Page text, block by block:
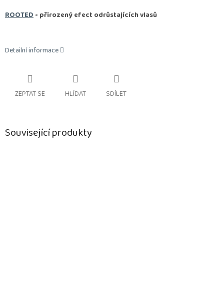
ROOTED- přirozený efect odrůstajících vlasů
Detailní informace
ZEPTAT SE HLÍDAT SDÍLET
Související produkty